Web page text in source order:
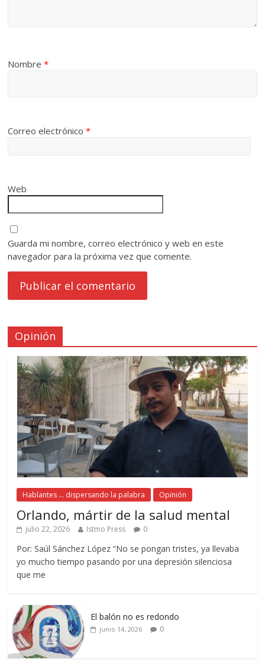
Nombre*
Correo electrónico*
Web
Guarda mi nombre, correo electrónico y web en este
navegador para la próxima vez que comente.
Opinión
Hablantes ... dispersando la palabra Opinión
Orlando, mártir de la salud mental
julio 22, 2026 Istmo Press 0
Por: Saúl Sánchez López “No se pongan tristes, ya llevaba
yo mucho tiempo pasando por una depresión silenciosa
que me
El balón no es redondo
junio 14, 2026 0